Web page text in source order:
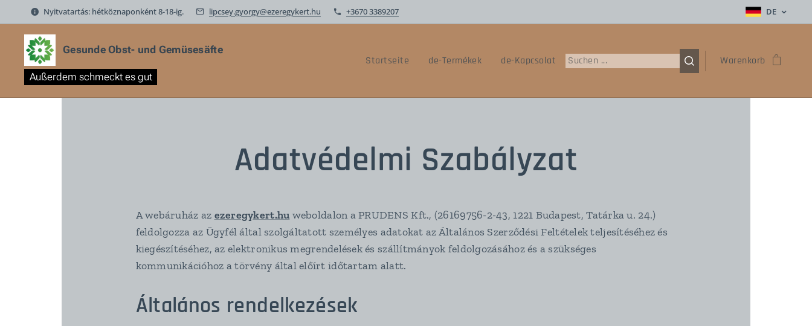
Nyitvatartás: hétköznaponként 8-18-ig. lipcsey.gyorgy@ezeregykert.hu +3670 3389207 DE
Gesunde Obst- und Gemüsesäfte
Außerdem schmeckt es gut
Startseite de-Termékek de-Kapcsolat Warenkorb
Adatvédelmi Szabályzat
A webáruház az ezeregykert.hu weboldalon a PRUDENS Kft., (26169756-2-43, 1221 Budapest, Tatárka u. 24.)
feldolgozza az Ügyfél által szolgáltatott személyes adatokat az Általános Szerződési Feltételek teljesítéséhez és
kiegészítéséhez, az elektronikus megrendelések és szállítmányok feldolgozásához és a szükséges
kommunikációhoz a törvény által előírt időtartam alatt.
Általános rendelkezések